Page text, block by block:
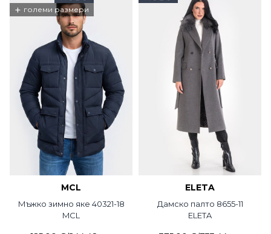
+ големи размери
MCL
Мъжко зимно яке 40321-18
MCL
ELETA
Дамско палто 8655-11
ELETA